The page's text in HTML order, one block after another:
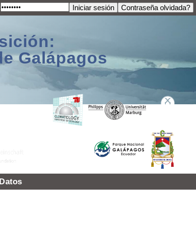
Galápagos
Datos